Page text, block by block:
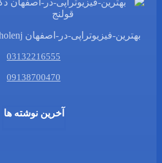
بهترین-فیزیوتراپی-در-اصفهان drgholenj
03132216555
09138700470
آخرین نوشته ها